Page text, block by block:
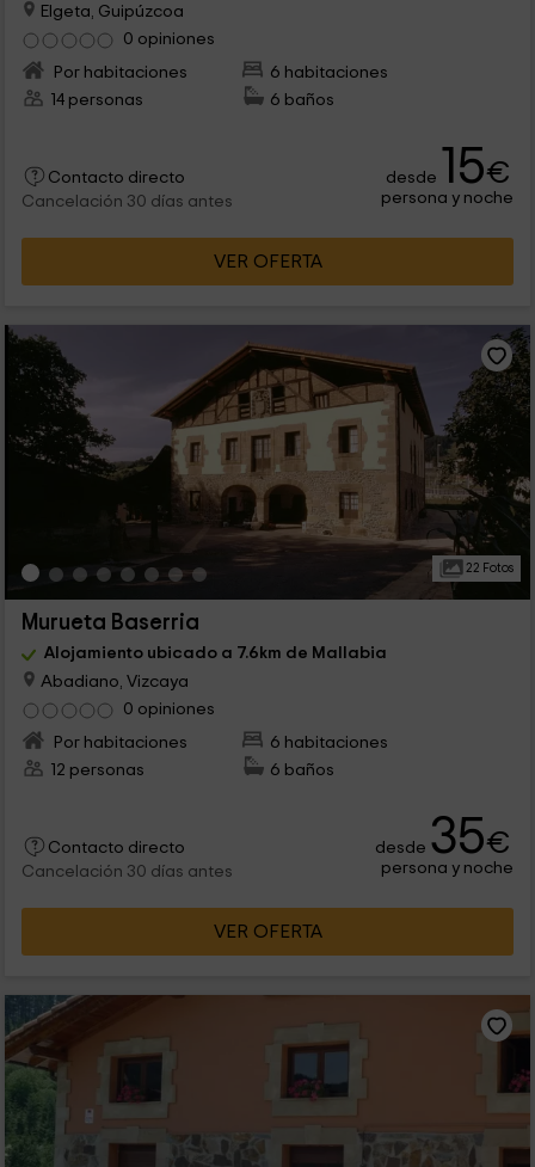
Elgeta, Guipúzcoa
0 opiniones
Por habitaciones
6 habitaciones
14 personas
6 baños
Contacto directo
Cancelación 30 días antes
desde 15€
persona y noche
VER OFERTA
22 Fotos
Murueta Baserria
Alojamiento ubicado a 7.6km de Mallabia
Abadiano, Vizcaya
0 opiniones
Por habitaciones
6 habitaciones
12 personas
6 baños
Contacto directo
Cancelación 30 días antes
desde 35€
persona y noche
VER OFERTA